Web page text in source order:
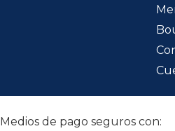
Medios de pago seguros con: